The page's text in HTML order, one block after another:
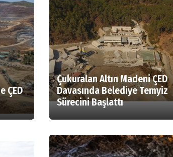
ÇED
Çukuralan Altın Madeni ÇED
Davasında Belediye Temyiz
Sürecini Başlattı